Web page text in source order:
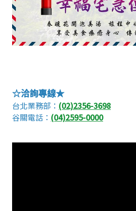
☆洽詢專線★
台北業務部： (02)2356-3698
谷關電話： (04)2595-0000